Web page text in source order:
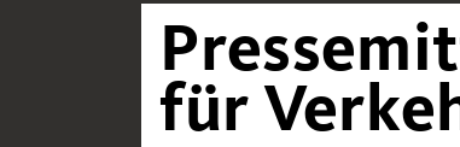
für